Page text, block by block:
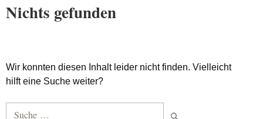
Nichts gefunden
Wir konnten diesen Inhalt leider nicht finden. Vielleicht
hilft eine Suche weiter?
Suche nach: